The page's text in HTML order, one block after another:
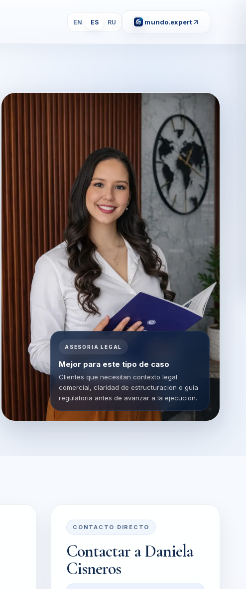
EN ES RU mundo.expert
ASESORIA LEGAL
Mejor para este tipo de caso
Clientes que necesitan contexto legal
comercial, claridad de estructuracion o guia
regulatoria antes de avanzar a la ejecucion.
CONTACTO DIRECTO
Contactar a Daniela
Cisneros